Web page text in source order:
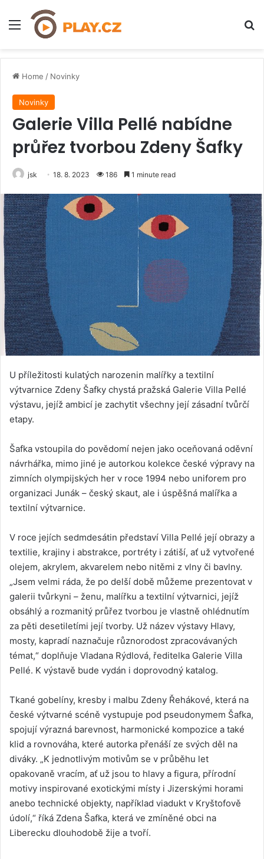
Menu
Home / Novinky
Novinky
Galerie Villa Pellé nabídne
průřez tvorbou Zdeny Šafky
jsk 18. 8. 2023 186 1 minute read
U příležitosti kulatých narozenin malířky a textilní
výtvarnice Zdeny Šafky chystá pražská Galerie Villa Pellé
výstavu, jejíž ambicí je zachytit všechny její zásadní tvůrčí
etapy.
Šafka vstoupila do povědomí nejen jako oceňovaná oděvní
návrhářka, mimo jiné je autorkou kolekce české výpravy na
zimních olympijských her v roce 1994 nebo uniforem pro
organizaci Junák – český skaut, ale i úspěšná malířka a
textilní výtvarnice.
V roce jejích sedmdesátin představí Villa Pellé její obrazy a
textilie, krajiny i abstrakce, portréty i zátiší, ať už vytvořené
olejem, akrylem, akvarelem nebo nitěmi z vlny či bavlny.
„Jsem velmi ráda, že po delší době můžeme prezentovat v
galerii tvůrkyni – ženu, malířku a textilní výtvarnici, jejíž
obsáhlý a rozmanitý průřez tvorbou je vlastně ohlédnutím
za pěti desetiletími její tvorby. Už název výstavy Hlavy,
mosty, kapradí naznačuje různorodost zpracovávaných
témat,“ doplňuje Vladana Rýdlová, ředitelka Galerie Villa
Pellé. K výstavě bude vydán i doprovodný katalog.
Tkané gobelíny, kresby i malbu Zdeny Řehákové, která na
české výtvarné scéně vystupuje pod pseudonymem Šafka,
spojují výrazná barevnost, harmonické kompozice a také
klid a rovnováha, které autorka přenáší ze svých děl na
diváky. „K jednotlivým motivům se v průběhu let
opakovaně vracím, ať už jsou to hlavy a figura, přírodní
motivy inspirované exotickými místy i Jizerskými horami
anebo technické objekty, například viadukt v Kryštofově
údolí,“ říká Zdena Šafka, která ve zmíněné obci na
Liberecku dlouhodobě žije a tvoří.